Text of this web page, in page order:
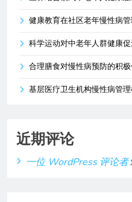
健康教育在社区老年慢性病
科学运动对中老年人群健康
合理膳食对慢性病预防的积
基层医疗卫生机构慢性病管
近期评论
一位 WordPress 评论者